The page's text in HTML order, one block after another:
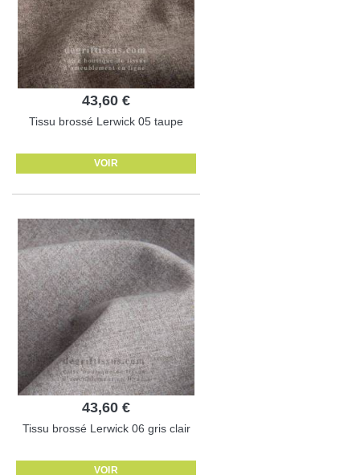
43,60 €
Tissu brossé Lerwick 05 taupe
VOIR
43,60 €
Tissu brossé Lerwick 06 gris clair
VOIR